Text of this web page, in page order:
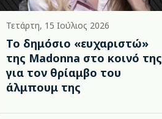
Τετάρτη, 15 Ιούλιος 2026
Το δημόσιο «ευχαριστώ»
της Madonna στο κοινό της
για τον θρίαμβο του
άλμπουμ της